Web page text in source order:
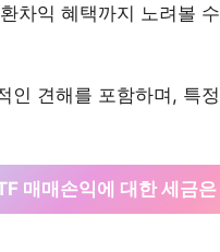
차익 혜택까지 노려볼
인 견해를 포함하며, 특
매매손익에 대한 세금